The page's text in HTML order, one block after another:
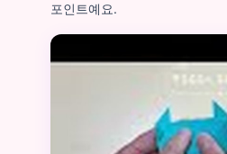
포인트예요.